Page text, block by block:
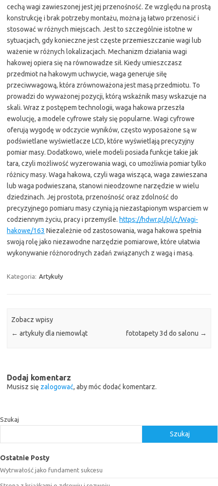
cechą wagi zawieszonej jest jej przenośność. Ze względu na prostą
konstrukcję i brak potrzeby montażu, można ją łatwo przenosić i
stosować w różnych miejscach. Jest to szczególnie istotne w
sytuacjach, gdy konieczne jest częste przemieszczanie wagi lub
ważenie w różnych lokalizacjach. Mechanizm działania wagi
hakowej opiera się na równowadze sił. Kiedy umieszczasz
przedmiot na hakowym uchwycie, waga generuje siłę
przeciwwagową, która zrównoważona jest masą przedmiotu. To
prowadzi do wyważonej pozycji, którą wskaźnik masy wskazuje na
skali. Wraz z postępem technologii, waga hakowa przeszła
ewolucję, a modele cyfrowe stały się popularne. Wagi cyfrowe
oferują wygodę w odczycie wyników, często wyposażone są w
podświetlane wyświetlacze LCD, które wyświetlają precyzyjny
pomiar masy. Dodatkowo, wiele modeli posiada funkcje takie jak
tara, czyli możliwość wyzerowania wagi, co umożliwia pomiar tylko
różnicy masy. Waga hakowa, czyli waga wisząca, waga zawieszana
lub waga podwieszana, stanowi nieodzowne narzędzie w wielu
dziedzinach. Jej prostota, przenośność oraz zdolność do
precyzyjnego pomiaru masy czynią ją niezastąpionym wsparciem w
codziennym życiu, pracy i przemyśle. https://hdwr.pl/pl/c/Wagi-
hakowe/163 Niezależnie od zastosowania, waga hakowa spełnia
swoją rolę jako niezawodne narzędzie pomiarowe, które ułatwia
wykonywanie różnorodnych zadań związanych z wagą i masą.
Kategoria: Artykuły
Zobacz wpisy
← artykuły dla niemowląt fototapety 3d do salonu →
Dodaj komentarz
Musisz się zalogować, aby móc dodać komentarz.
Szukaj
Szukaj
Ostatnie Posty
Wytrwałość jako fundament sukcesu